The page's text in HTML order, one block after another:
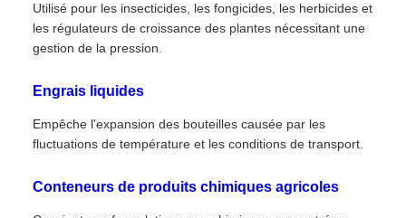
Utilisé pour les insecticides, les fongicides, les herbicides et
les régulateurs de croissance des plantes nécessitant une
gestion de la pression.
Engrais liquides
Empêche l'expansion des bouteilles causée par les
fluctuations de température et les conditions de transport.
Conteneurs de produits chimiques agricoles